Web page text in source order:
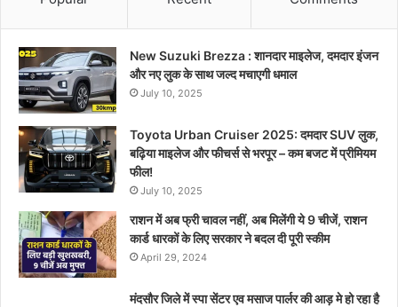
New Suzuki Brezza : शानदार माइलेज, दमदार इंजन
और नए लुक के साथ जल्द मचाएगी धमाल
July 10, 2025
Toyota Urban Cruiser 2025: दमदार SUV लुक,
बढ़िया माइलेज और फीचर्स से भरपूर – कम बजट में प्रीमियम
फील!
July 10, 2025
राशन में अब फ्री चावल नहीं, अब मिलेंगी ये 9 चीजें, राशन
कार्ड धारकों के लिए सरकार ने बदल दी पूरी स्कीम
April 29, 2024
मंदसौर जिले में स्पा सेंटर एव मसाज पार्लर की आड़ मे हो रहा है